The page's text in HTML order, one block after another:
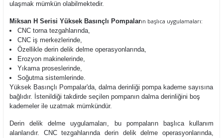
ulaşmak mümkün olabilmektedir.
Miksan H Serisi Yüksek Basınçlı Pompaların başlıca uygulamaları:
CNC torna tezgahlarında,
CNC iş merkezlerinde,
Özellikle derin delik delme operasyonlarında,
Erozyon makinelerinde,
Yıkama proseslerinde,
Soğutma sistemlerinde.
Yüksek Basınçlı Pompalar'da, dalma derinliği pompa kademe sayısına
bağlıdır. İstenildiği takdirde seçilen pompanın dalma derinliğini boş
kademeler ile uzatmak mümkündür.
Derin delik delme uygulamaları, bu pompaların başlıca kullanım
alanlarıdır. CNC tezgahlarında derin delik delme operasyonlarında,